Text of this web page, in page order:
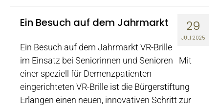
29
JULI 2025
Ein Besuch auf dem Jahrmarkt
Ein Besuch auf dem Jahrmarkt VR-Brille
im Einsatz bei Seniorinnen und Senioren Mit
einer speziell für Demenzpatienten
eingerichteten VR-Brille ist die Bürgerstiftung
Erlangen einen neuen, innovativen Schritt zur